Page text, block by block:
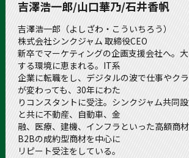
吉澤浩一郎/山口華乃/石井香帆
吉澤浩一郎（よしざわ・こういちろう）
株式会社シンクジャム 取締役CEO
新卒でマーケティングの企画支援会社へ。
する環境に恵まれる。IT系
企業に転職をし、デジタルの波で仕事やク
が変わっても、30年にわた
りコンスタントに受注。シンクジャム共同
と共に不動産、自動車、金
融、医療、建機、インフラといった高額商
B2Bの成約型商材を中心に
リピート受注をしている。